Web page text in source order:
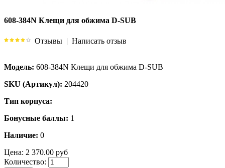
608-384N Клещи для обжима D-SUB
Отзывы | Написать отзыв
Модель: 608-384N Клещи для обжима D-SUB
SKU (Артикул): 204420
Тип корпуса:
Бонусные баллы: 1
Наличие: 0
Цена: 2 370.00 руб
Количество: